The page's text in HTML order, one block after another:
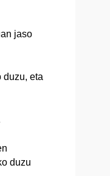
jaso
duzu, eta
duzu